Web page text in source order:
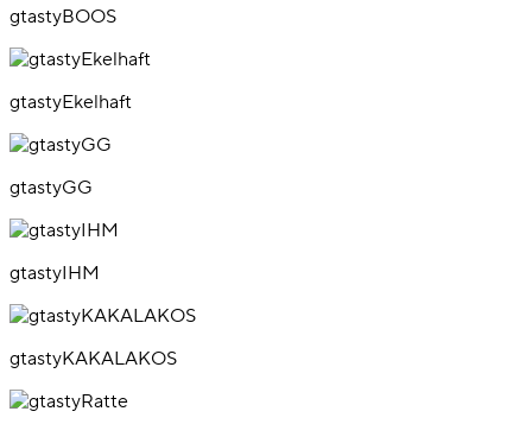
gtastyBOOS
gtastyEkelhaft
gtastyGG
gtastyIHM
gtastyKAKALAKOS